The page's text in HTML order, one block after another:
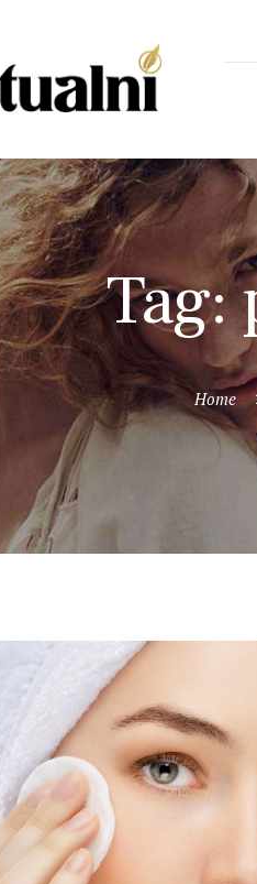
Tag:
Home